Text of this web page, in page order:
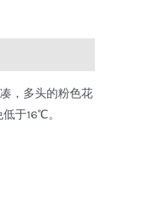
，多头的粉色花
于16℃。